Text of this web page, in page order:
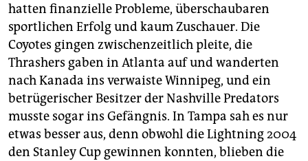
hatten finanzielle Probleme, überschaubaren
sportlichen Erfolg und kaum Zuschauer. Die
Coyotes gingen zwischenzeitlich pleite, die
Thrashers gaben in Atlanta auf und wanderten
nach Kanada ins verwaiste Winnipeg, und ein
betrügerischer Besitzer der Nashville Predators
musste sogar ins Gefängnis. In Tampa sah es nur
etwas besser aus, denn obwohl die Lightning 2004
den Stanley Cup gewinnen konnten, blieben die